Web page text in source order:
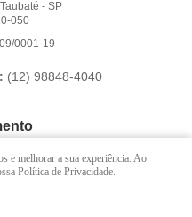
-SP
050
0001-19
(12) 98848-4040
6262
4040
e melhorar a sua experiência. Ao
Política de Privacidade.